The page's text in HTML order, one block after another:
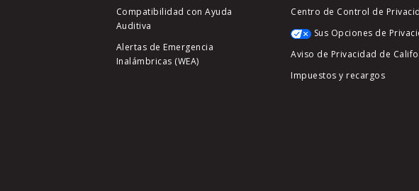
Compatibilidad con Ayuda
Auditiva
Alertas de Emergencia
Inalámbricas (WEA)
Centro de Control de
Sus Opciones de
Aviso de Privacidad de
Impuestos y recargos